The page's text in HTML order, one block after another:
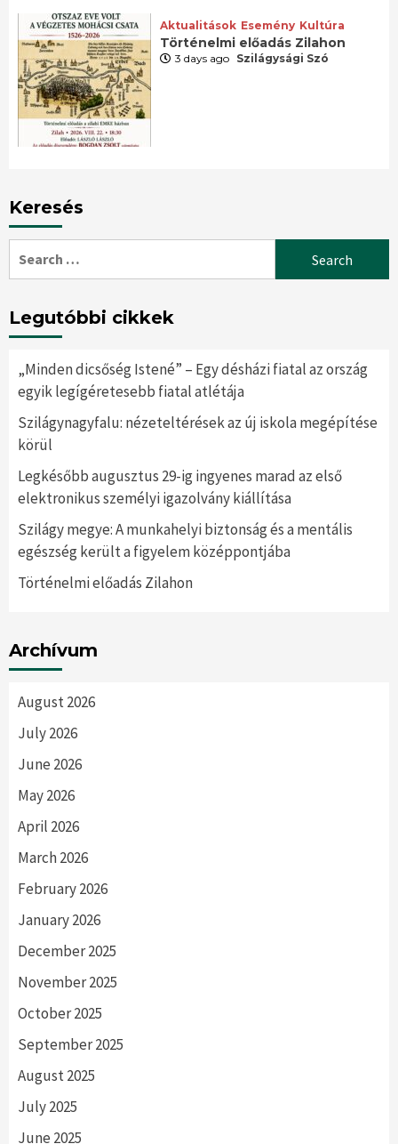
Aktualitások Esemény Kultúra
Történelmi előadás Zilahon
3 days ago Szilágysági Szó
Keresés
Legutóbbi cikkek
„Minden dicsőség Istené” – Egy désházi fiatal az ország
egyik legígéretesebb fiatal atlétája
Szilágynagyfalu: nézeteltérések az új iskola megépítése
körül
Legkésőbb augusztus 29-ig ingyenes marad az első
elektronikus személyi igazolvány kiállítása
Szilágy megye: A munkahelyi biztonság és a mentális
egészség került a figyelem középpontjába
Történelmi előadás Zilahon
Archívum
August 2026
July 2026
June 2026
May 2026
April 2026
March 2026
February 2026
January 2026
December 2025
November 2025
October 2025
September 2025
August 2025
July 2025
June 2025